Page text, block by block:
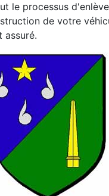
le processus
de votre
assuré.